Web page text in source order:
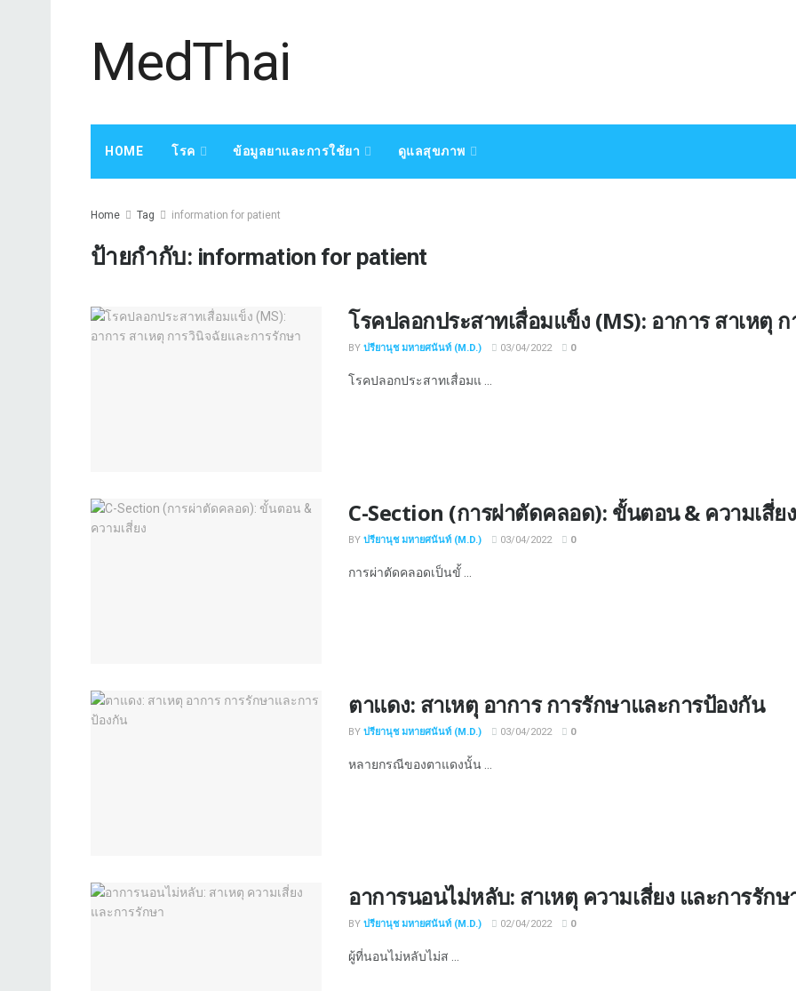
MedThai
HOME โรค ข้อมูลยาและการใช้ยา ดูแลสุขภาพ
Home Tag information for patient
ป้ายกำกับ: information for patient
โรคปลอกประสาทเสื่อมแข็ง (MS): อาการ สาเหตุ
BY ปรียานุช มหายศนันท์ (M.D.) 03/04/2022 0
โรคปลอกประสาทเสื่อมแ ...
C-Section (การผ่าตัดคลอด): ขั้นตอน & ความเสี่ยง
BY ปรียานุช มหายศนันท์ (M.D.) 03/04/2022 0
การผ่าตัดคลอดเป็นขั้ ...
ตาแดง: สาเหตุ อาการ การรักษาและการป้องกัน
BY ปรียานุช มหายศนันท์ (M.D.) 03/04/2022 0
หลายกรณีของตาแดงนั้น ...
อาการนอนไม่หลับ: สาเหตุ ความเสี่ยง และการรักษ
BY ปรียานุช มหายศนันท์ (M.D.) 02/04/2022 0
ผู้ที่นอนไม่หลับไม่ส ...